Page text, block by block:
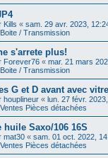
Kills « sam. 29 avr. 2023,
/ Transmission
s'arrete plus!
Forever76 « mar. 21 mars
/ Transmission
G et D avant avec
houplineur « lun. 27 févr.
Pièces détachées
huile Saxo/106 16S
mat30 « sam. 01 oct. 2022,
Pièces détachées